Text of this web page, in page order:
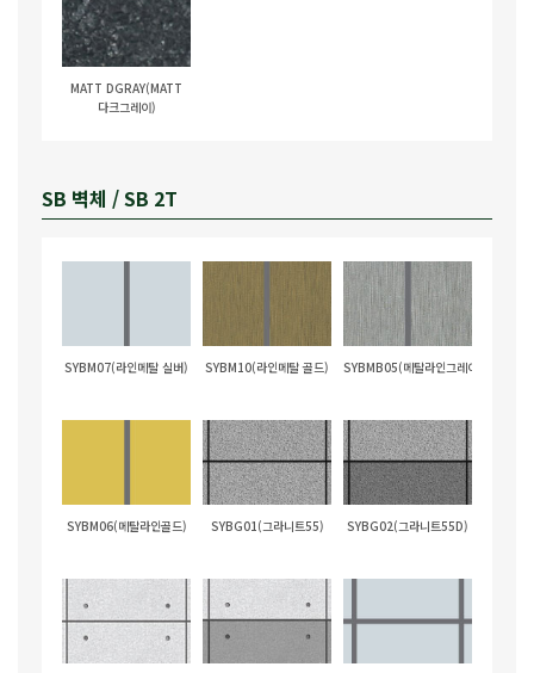
MATT DGRAY(MATT
다크그레이)
SB 벽체 / SB 2T
SYBM07(라인메탈 실버) SYBM10(라인메탈 골드) SYBMB05(메탈라인그레이)
SYBM06(메탈라인골드) SYBG01(그라니트55) SYBG02(그라니트55D)